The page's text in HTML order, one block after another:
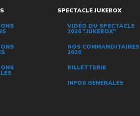
SPECTACLE JUKEBOX
VIDÉO DU SPECTACLE
2026 "JUKEBOX"
NOS COMMANDITAIRES
2026
BILLETTERIE
INFOS GÉNÉRALES